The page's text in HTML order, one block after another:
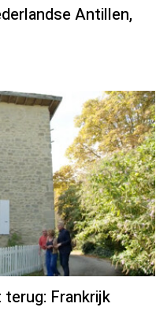
Antillen,
Frankrijk